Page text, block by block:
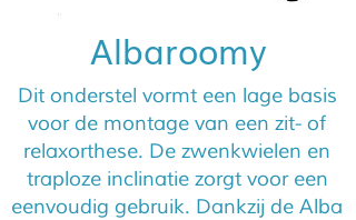
Albaroomy
Dit onderstel vormt een lage basis
voor de montage van een zit- of
relaxorthese. De zwenkwielen en
traploze inclinatie zorgt voor een
eenvoudig gebruik. Dankzij de Alba